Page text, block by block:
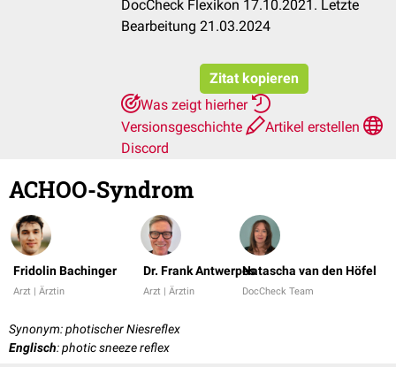
DocCheck Flexikon 17.10.2021. Letzte
Bearbeitung 21.03.2024
Zitat kopieren
Was zeigt hierher
Versionsgeschichte
Artikel erstellen
Discord
ACHOO-Syndrom
Fridolin Bachinger
Arzt | Ärztin
Dr. Frank Antwerpes
Arzt | Ärztin
Natascha van den Höfel
DocCheck Team
Synonym: photischer Niesreflex
Englisch: photic sneeze reflex